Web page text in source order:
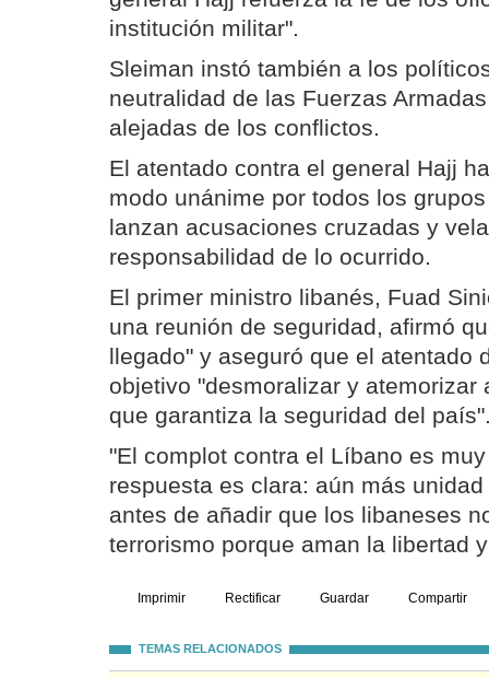
institución militar".
Sleiman instó también a los
neutralidad de las Fuerzas
alejadas de los conflictos.
El atentado contra el general Hajj
modo unánime por todos los
lanzan acusaciones cruzadas y
responsabilidad de lo ocurrido.
El primer ministro libanés, Fuad
una reunión de seguridad, afirmó
llegado" y aseguró que el atentado
objetivo "desmoralizar y atemorizar
que garantiza la seguridad del
"El complot contra el Líbano es
respuesta es clara: aún más
antes de añadir que los libaneses
terrorismo porque aman la libertad
Imprimir Rectificar Guardar Compartir
TEMAS RELACIONADOS